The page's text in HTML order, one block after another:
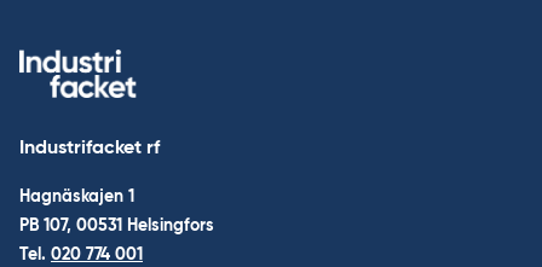
Industrifacket rf
Hagnäskajen 1
PB 107, 00531 Helsingfors
Tel. 020 774 001